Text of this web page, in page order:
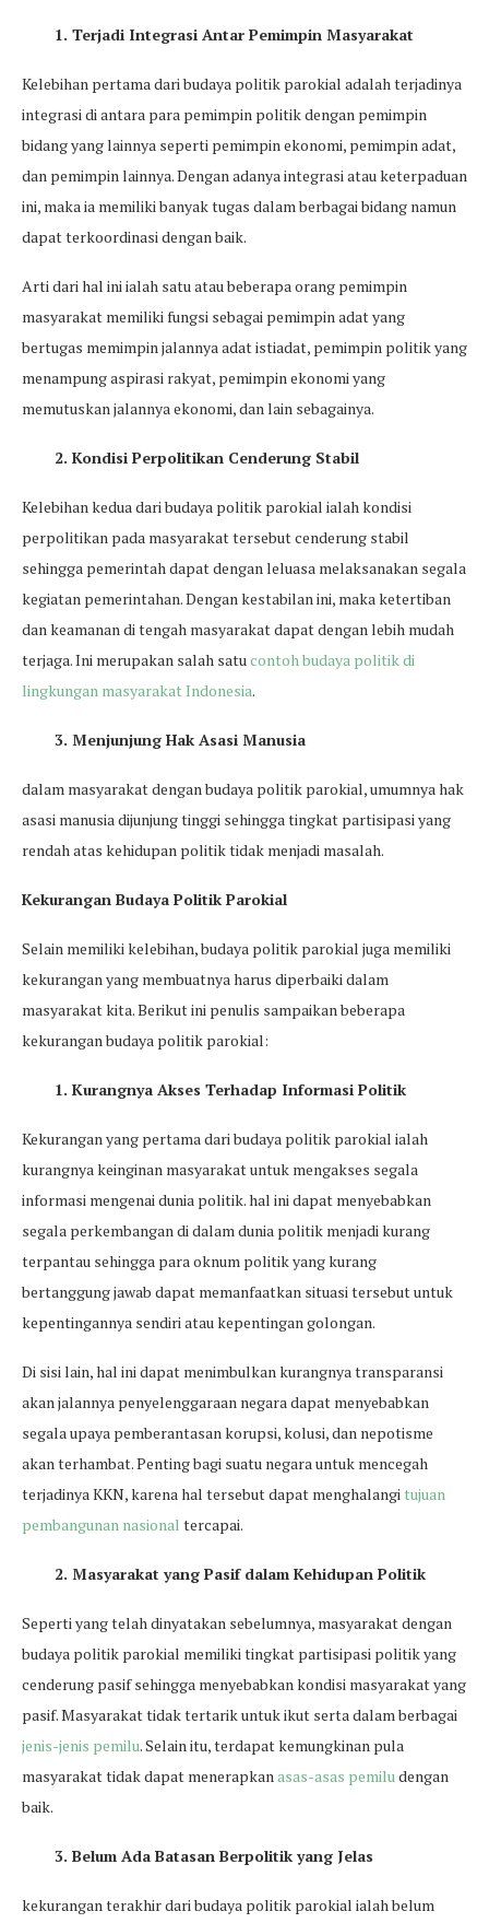
1. Terjadi Integrasi Antar Pemimpin Masyarakat
Kelebihan pertama dari budaya politik parokial adalah terjadinya
integrasi di antara para pemimpin politik dengan pemimpin
bidang yang lainnya seperti pemimpin ekonomi, pemimpin adat,
dan pemimpin lainnya. Dengan adanya integrasi atau keterpaduan
ini, maka ia memiliki banyak tugas dalam berbagai bidang namun
dapat terkoordinasi dengan baik.
Arti dari hal ini ialah satu atau beberapa orang pemimpin
masyarakat memiliki fungsi sebagai pemimpin adat yang
bertugas memimpin jalannya adat istiadat, pemimpin politik yang
menampung aspirasi rakyat, pemimpin ekonomi yang
memutuskan jalannya ekonomi, dan lain sebagainya.
2. Kondisi Perpolitikan Cenderung Stabil
Kelebihan kedua dari budaya politik parokial ialah kondisi
perpolitikan pada masyarakat tersebut cenderung stabil
sehingga pemerintah dapat dengan leluasa melaksanakan segala
kegiatan pemerintahan. Dengan kestabilan ini, maka ketertiban
dan keamanan di tengah masyarakat dapat dengan lebih mudah
terjaga. Ini merupakan salah satucontoh budaya politik di
lingkungan masyarakat Indonesia.
3. Menjunjung Hak Asasi Manusia
dalam masyarakat dengan budaya politik parokial, umumnya hak
asasi manusia dijunjung tinggi sehingga tingkat partisipasi yang
rendah atas kehidupan politik tidak menjadi masalah.
Kekurangan Budaya Politik Parokial
Selain memiliki kelebihan, budaya politik parokial juga memiliki
kekurangan yang membuatnya harus diperbaiki dalam
masyarakat kita. Berikut ini penulis sampaikan beberapa
kekurangan budaya politik parokial:
1. Kurangnya Akses Terhadap Informasi Politik
Kekurangan yang pertama dari budaya politik parokial ialah
kurangnya keinginan masyarakat untuk mengakses segala
informasi mengenai dunia politik. hal ini dapat menyebabkan
segala perkembangan di dalam dunia politik menjadi kurang
terpantau sehingga para oknum politik yang kurang
bertanggung jawab dapat memanfaatkan situasi tersebut untuk
kepentingannya sendiri atau kepentingan golongan.
Di sisi lain, hal ini dapat menimbulkan kurangnya transparansi
akan jalannya penyelenggaraan negara dapat menyebabkan
segala upaya pemberantasan korupsi, kolusi, dan nepotisme
akan terhambat. Penting bagi suatu negara untuk mencegah
terjadinya KKN, karena hal tersebut dapat menghalangitujuan
pembangunan nasional tercapai.
2. Masyarakat yang Pasif dalam Kehidupan Politik
Seperti yang telah dinyatakan sebelumnya, masyarakat dengan
budaya politik parokial memiliki tingkat partisipasi politik yang
cenderung pasif sehingga menyebabkan kondisi masyarakat yang
pasif. Masyarakat tidak tertarik untuk ikut serta dalam berbagai
jenis-jenis pemilu. Selain itu, terdapat kemungkinan pula
masyarakat tidak dapat menerapkanasas-asas pemiludengan
baik.
3. Belum Ada Batasan Berpolitik yang Jelas
kekurangan terakhir dari budaya politik parokial ialah belum